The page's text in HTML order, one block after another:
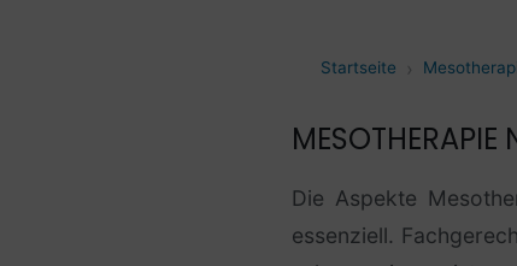
Startseite
MESOTHERAPIE
Die Aspekte
essenziell.